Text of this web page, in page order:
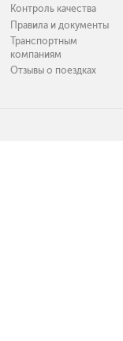
Контроль качества
Правила и документы
Транспортным
компаниям
Отзывы о поездках